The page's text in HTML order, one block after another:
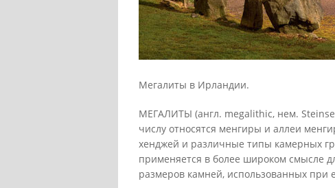
Мегалиты в Ирландии.
МЕГАЛИТЫ (англ. megalithic, нем.
числу относятся менгиры и аллеи
хенджей и различные типы камерных
применяется в более широком смысле
размеров камней, использованных при